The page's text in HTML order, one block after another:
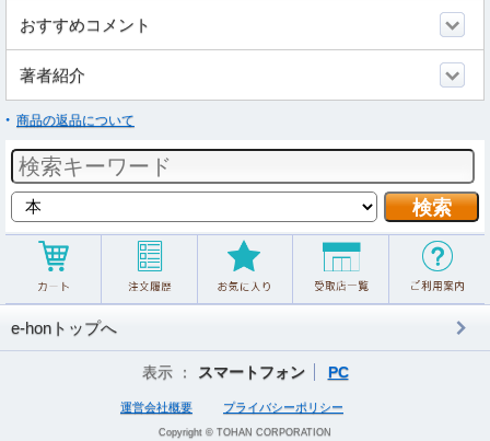
おすすめコメント
著者紹介
商品の返品について
e-honトップへ
表示 ： スマートフォン PC
運営会社概要 プライバシーポリシー
Copyright © TOHAN CORPORATION